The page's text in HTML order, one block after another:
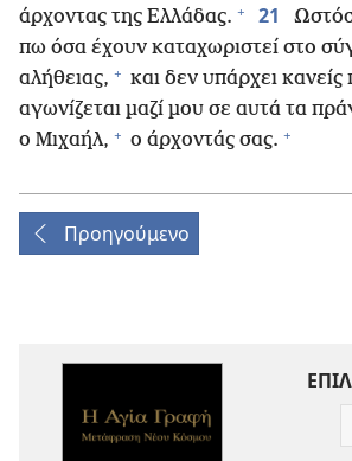
άρχοντας της Ελλάδας. + 21
πω όσα έχουν καταχωριστεί στο
αλήθειας, + και δεν υπάρχει κανείς
αγωνίζεται μαζί μου σε αυτά τα
ο Μιχαήλ, + ο άρχοντάς σας. +
Προηγούμενο